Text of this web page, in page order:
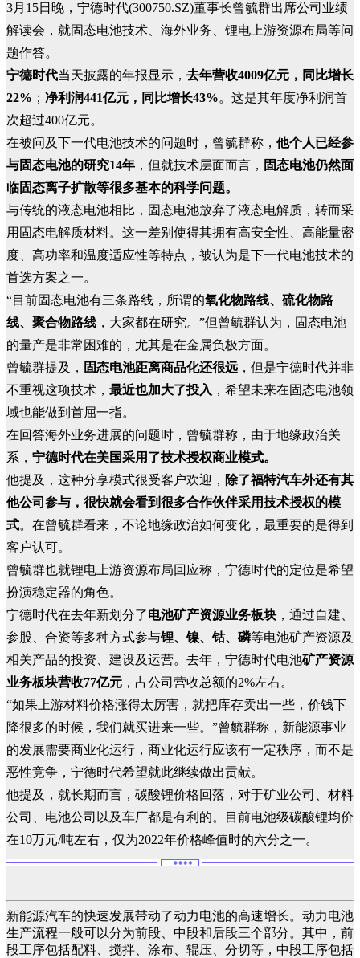
3月15日晚，宁德时代(300750.SZ)董事长曾毓群出席公司业绩
解读会，就固态电池技术、海外业务、锂电上游资源布局等问
题作答。
宁德时代当天披露的年报显示， 去年营收4009亿元，同比增长
22% ； 净利润441亿元，同比增长43%。这是其年度净利润首
次超过400亿元。
在被问及下一代电池技术的问题时，曾毓群称， 他个人已经参
与固态电池的研究14年 ，但就技术层面而言， 固态电池仍然面
临固态离子扩散等很多基本的科学问题。
与传统的液态电池相比，固态电池放弃了液态电解质，转而采
用固态电解质材料。这一差别使得其拥有高安全性、高能量密
度、高功率和温度适应性等特点，被认为是下一代电池技术的
首选方案之一。
“目前固态电池有三条路线，所谓的氧化物路线、硫化物路
线、聚合物路线 ，大家都在研究。”但曾毓群认为，固态电池
的量产是非常困难的，尤其是在金属负极方面。
曾毓群提及， 固态电池距离商品化还很远 ，但是宁德时代并非
不重视这项技术， 最近也加大了投入 ，希望未来在固态电池领
域也能做到首屈一指。
在回答海外业务进展的问题时，曾毓群称，由于地缘政治关
系， 宁德时代在美国采用了技术授权商业模式。
他提及，这种分享模式很受客户欢迎， 除了福特汽车外还有其
他公司参与，很快就会看到很多合作伙伴采用技术授权的模
式。在曾毓群看来，不论地缘政治如何变化，最重要的是得到
客户认可。
曾毓群也就锂电上游资源布局回应称，宁德时代的定位是希望
扮演稳定器的角色。
宁德时代在去年新划分了电池矿产资源业务板块 ，通过自建、
参股、合资等多种方式参与锂、镍、钴、磷等电池矿产资源及
相关产品的投资、建设及运营。去年，宁德时代电池矿产资源
业务板块营收77亿元 ，占公司营收总额的2%左右。
“如果上游材料价格涨得太厉害，就把库存卖出一些，价钱下
降很多的时候，我们就买进来一些。”曾毓群称，新能源事业
的发展需要商业化运行，商业化运行应该有一定秩序，而不是
恶性竞争，宁德时代希望就此继续做出贡献。
他提及，就长期而言，碳酸锂价格回落，对于矿业公司、材料
公司、电池公司以及车厂都是有利的。目前电池级碳酸锂均价
在10万元/吨左右，仅为2022年价格峰值时的六分之一。
新能源汽车的快速发展带动了动力电池的高速增长。动力电池
生产流程一般可以分为前段、中段和后段三个部分。其中，前
段工序包括配料、搅拌、涂布、辊压、分切等，中段工序包括